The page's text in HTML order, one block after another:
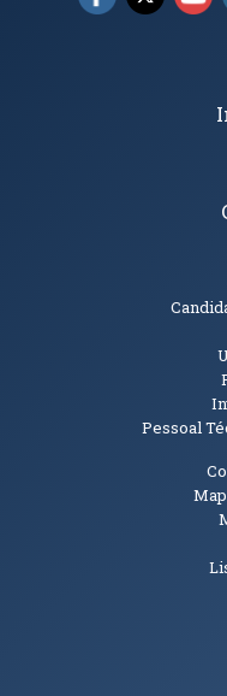
Tópicos
Pessoal